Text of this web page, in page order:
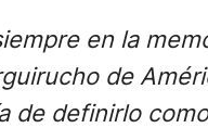
en la
de
de definirlo